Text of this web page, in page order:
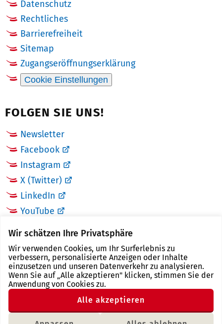
Wir schätzen Ihre Privatsphäre
Wir verwenden Cookies, um Ihr Surferlebnis zu
verbessern, personalisierte Anzeigen oder Inhalte
einzusetzen und unseren Datenverkehr zu analysieren.
Wenn Sie auf „Alle akzeptieren" klicken, stimmen Sie der
Anwendung von Cookies zu.
Alle akzeptieren
Datenschutz
Rechtliches
Barrierefreiheit
Sitemap
Zugangseröffnungserklärung
Cookie Einstellungen
FOLGEN SIE UNS!
Newsletter
Facebook
Instagram
X (Twitter)
LinkedIn
YouTube
LINKS
Landkreis Zwickau
Tourismusregion Zwickau
Freistaat Sachsen
Region Zwickau